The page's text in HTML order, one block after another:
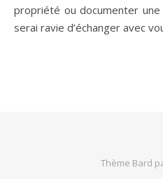
propriété ou documenter
serai ravie d’échanger avec
Thème Bard